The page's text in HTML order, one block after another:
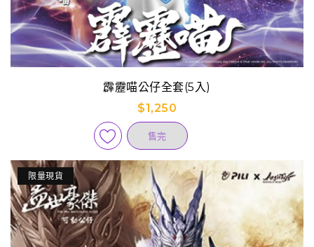
霹靂喵公仔全套(5入)
$1,250
售完
限量現貨